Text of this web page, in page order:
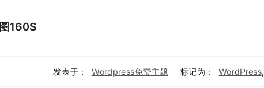
图160S
发表于： Wordpress免费主题 标记为： WordPress,